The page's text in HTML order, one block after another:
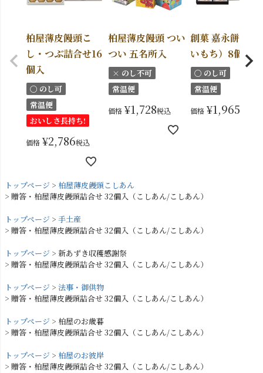
柏屋薄皮饅頭こ
し・つぶ詰合せ16
個入
〇 のし可
常温便
おいしさ長持ち!
価格 ¥2,786税込
柏屋薄皮饅頭 つい
つい 五名所入
× のし不可
常温便
価格 ¥1,728税込
創菓 嘉永餅（か
いもち）8個入
〇 のし可
常温便
価格 ¥1,965
トップページ
柏屋薄皮饅頭こしあん
贈答・柏屋薄皮饅頭詰合せ 32個入（こしあん/こしあん）
トップページ
手土産
贈答・柏屋薄皮饅頭詰合せ 32個入（こしあん/こしあん）
トップページ
新あずき収穫感謝祭
贈答・柏屋薄皮饅頭詰合せ 32個入（こしあん/こしあん）
トップページ
法事・御供物
贈答・柏屋薄皮饅頭詰合せ 32個入（こしあん/こしあん）
トップページ
柏屋のお歳暮
贈答・柏屋薄皮饅頭詰合せ 32個入（こしあん/こしあん）
トップページ
柏屋のお彼岸
贈答・柏屋薄皮饅頭詰合せ 32個入（こしあん/こしあん）